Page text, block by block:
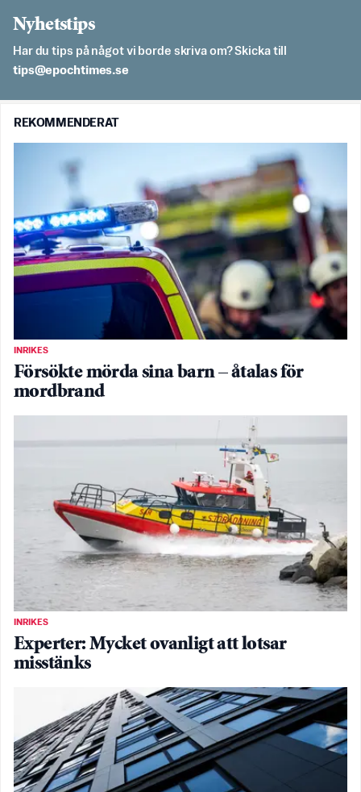
Nyhetstips
Har du tips på något vi borde skriva om? Skicka till
es.semithcope@spit
REKOMMENDERAT
INRIKES
Försökte mörda sina barn – åtalas för
mordbrand
INRIKES
Experter: Mycket ovanligt att lotsar
misstänks